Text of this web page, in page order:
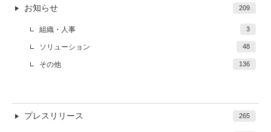
お知らせ 209
組織・人事 3
ソリューション 48
その他 136
プレスリリース 265